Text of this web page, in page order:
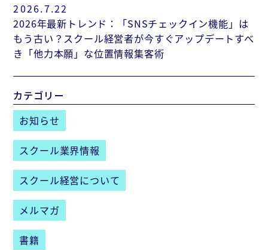
2026.7.22
2026年最新トレンド：「SNSチェックイン機能」は
もう古い？スクール経営者が今すぐアップデートすべ
き「他力本願」な位置情報集客術
カテゴリー
お知らせ
スクール業界情報
スクール経営について
メルマガ
書籍